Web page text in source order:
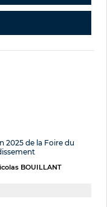
2025 de la Foire du
BOUILLANT